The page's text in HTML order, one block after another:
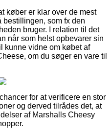
køber er klar over de mest
som fx den
bruger. I relation til det
når som helst opbevarer sin
kunne vidne om købet af
om du søger en vare til
for at verificere en stor
og derved tilrådes det, at
af Marshalls Cheesy